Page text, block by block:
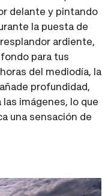
delante y pintando
la puesta de
ardiente,
para tus
del mediodía, la
profundidad,
imágenes, lo que
una sensación de